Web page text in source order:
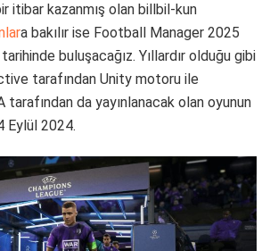
itibar kazanmış olan billbil-kun
a bakılır ise Football Manager 2025
tarihinde buluşacağız. Yıllardır olduğu gibi
tarafından Unity motoru ile
tarafından da yayınlanacak olan oyunun
Eylül 2024.